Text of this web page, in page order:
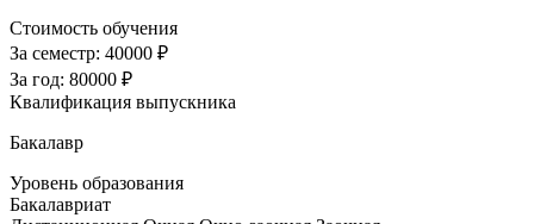
Стоимость обучения
За семестр: 40000 ₽
За год: 80000 ₽
Квалификация выпускника
Бакалавр
Уровень образования
Бакалавриат